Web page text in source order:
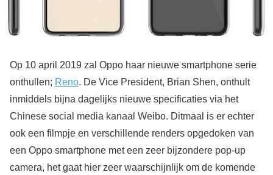
Op 10 april 2019 zal Oppo haar nieuwe smartphone serie
onthullen; Reno. De Vice President, Brian Shen, onthult
inmiddels bijna dagelijks nieuwe specificaties via het
Chinese social media kanaal Weibo. Ditmaal is er echter
ook een filmpje en verschillende renders opgedoken van
een Oppo smartphone met een zeer bijzondere pop-up
camera, het gaat hier zeer waarschijnlijk om de komende